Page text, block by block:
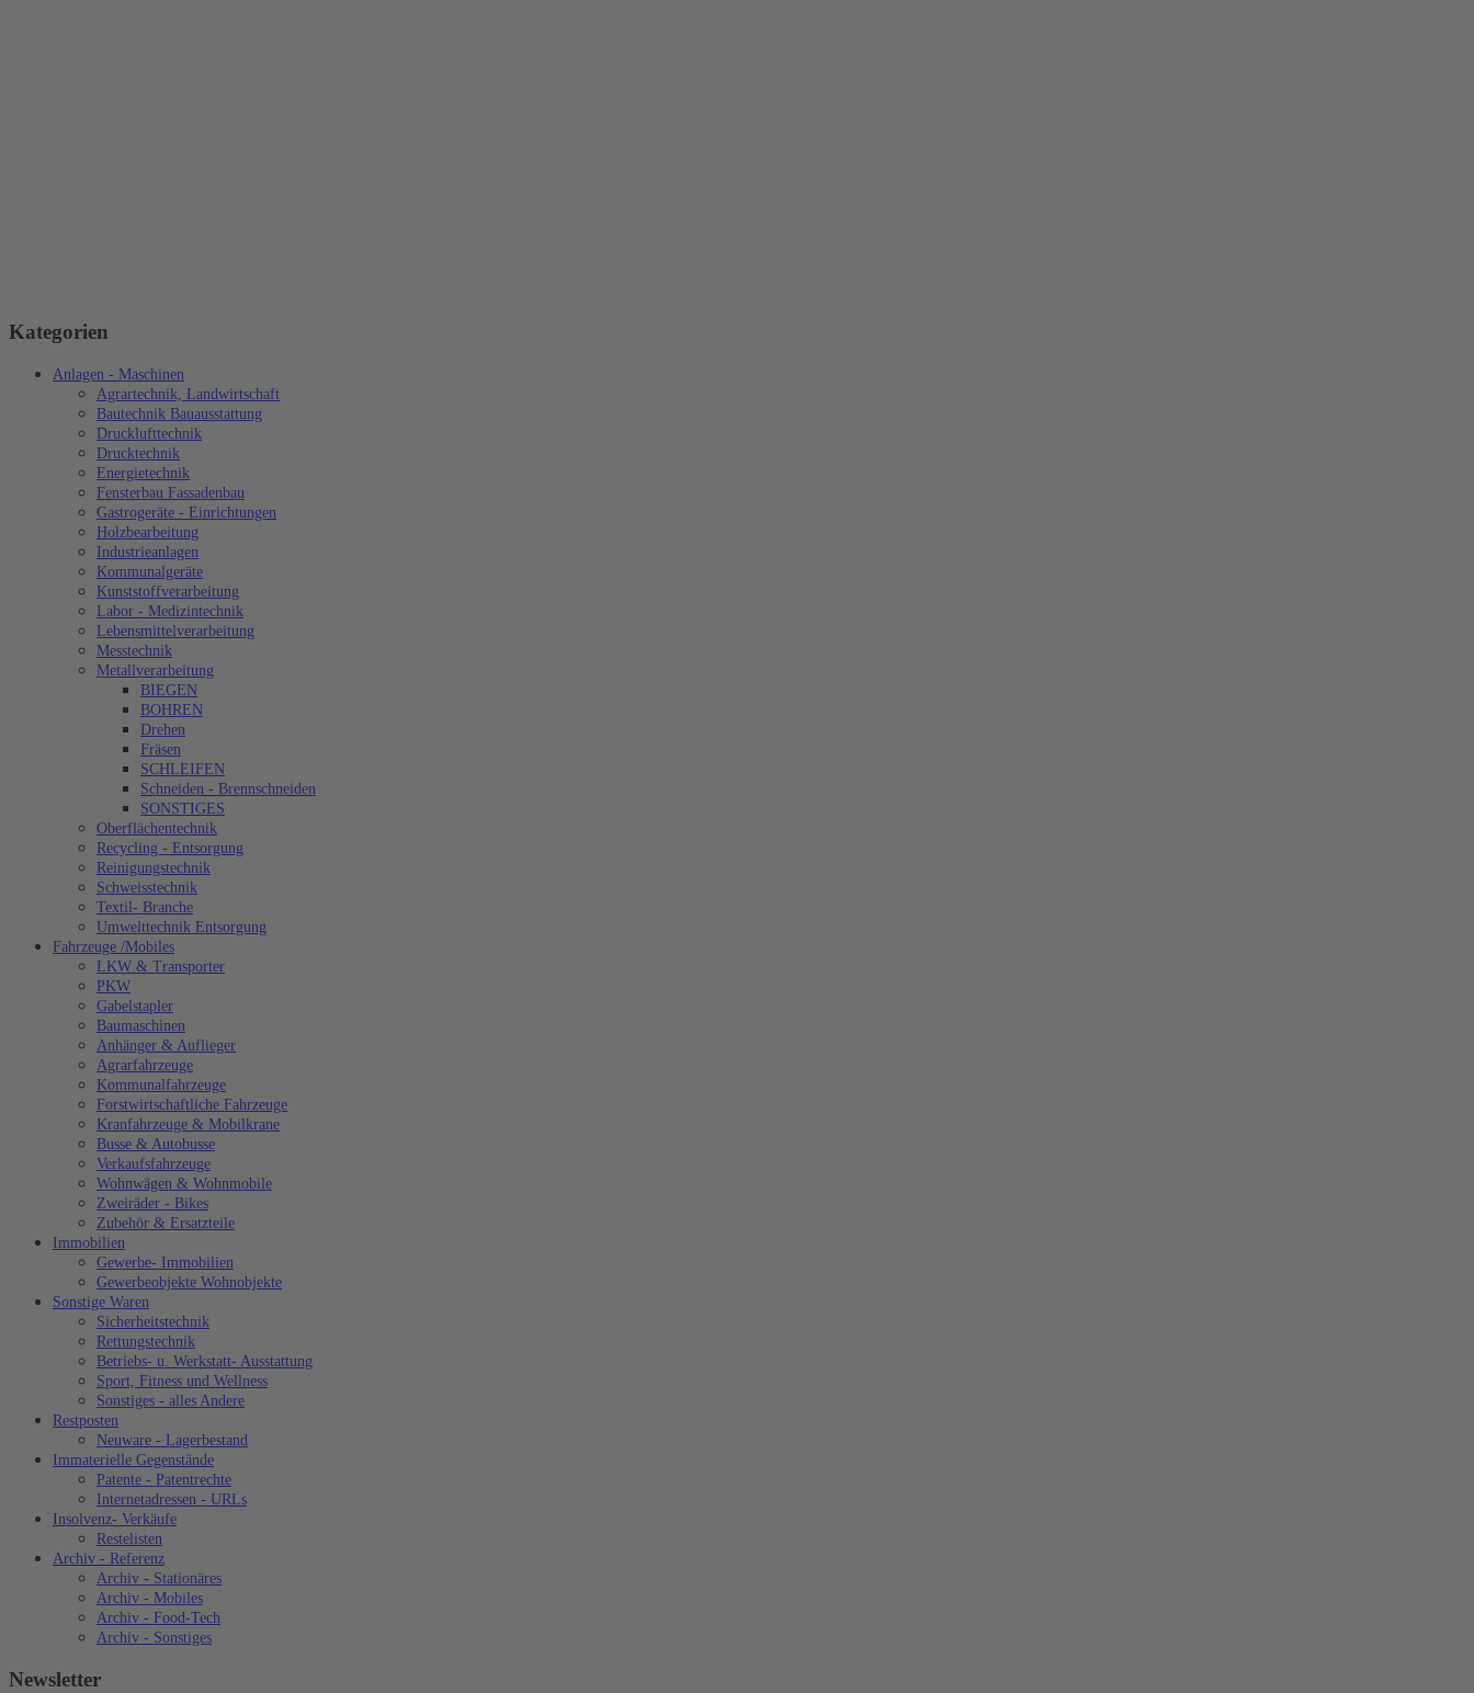
Kategorien
Anlagen - Maschinen
Agrartechnik, Landwirtschaft
Bautechnik Bauausstattung
Drucklufttechnik
Drucktechnik
Energietechnik
Fensterbau Fassadenbau
Gastrogeräte - Einrichtungen
Holzbearbeitung
Industrieanlagen
Kommunalgeräte
Kunststoffverarbeitung
Labor - Medizintechnik
Lebensmittelverarbeitung
Messtechnik
Metallverarbeitung
BIEGEN
BOHREN
Drehen
Fräsen
SCHLEIFEN
Schneiden - Brennschneiden
SONSTIGES
Oberflächentechnik
Recycling - Entsorgung
Reinigungstechnik
Schweisstechnik
Textil- Branche
Umwelttechnik Entsorgung
Fahrzeuge /Mobiles
LKW & Transporter
PKW
Gabelstapler
Baumaschinen
Anhänger & Auflieger
Agrarfahrzeuge
Kommunalfahrzeuge
Forstwirtschaftliche Fahrzeuge
Kranfahrzeuge & Mobilkrane
Busse & Autobusse
Verkaufsfahrzeuge
Wohnwägen & Wohnmobile
Zweiräder - Bikes
Zubehör & Ersatzteile
Immobilien
Gewerbe- Immobilien
Gewerbeobjekte Wohnobjekte
Sonstige Waren
Sicherheitstechnik
Rettungstechnik
Betriebs- u. Werkstatt- Ausstattung
Sport, Fitness und Wellness
Sonstiges - alles Andere
Restposten
Neuware - Lagerbestand
Immaterielle Gegenstände
Patente - Patentrechte
Internetadressen - URLs
Insolvenz- Verkäufe
Restelisten
Archiv - Referenz
Archiv - Stationäres
Archiv - Mobiles
Archiv - Food-Tech
Archiv - Sonstiges
Newsletter